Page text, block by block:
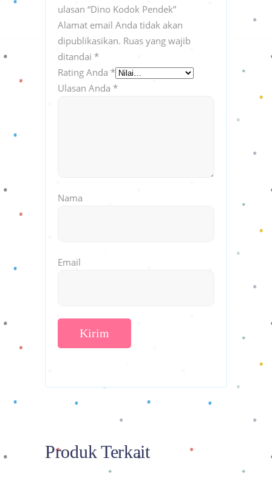
ulasan “Dino Kodok Pendek”
Alamat email Anda tidak akan
dipublikasikan. Ruas yang wajib
ditandai *
Rating Anda *
Ulasan Anda *
Nama
Email
Produk Terkait